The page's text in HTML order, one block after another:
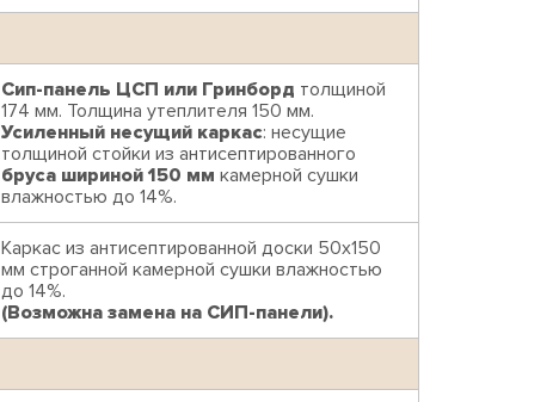
Сип-панель ЦСП или Гринборд толщиной
174 мм. Толщина утеплителя 150 мм.
Усиленный несущий каркас: несущие
толщиной стойки из антисептированного
бруса шириной 150 мм камерной сушки
влажностью до 14%.
Каркас из антисептированной доски 50х150
мм строганной камерной сушки влажностью
до 14%.
(Возможна замена на СИП-панели).